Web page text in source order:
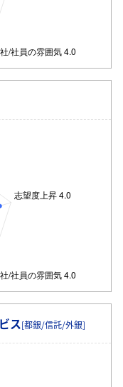
ス[都銀/信託/外銀]